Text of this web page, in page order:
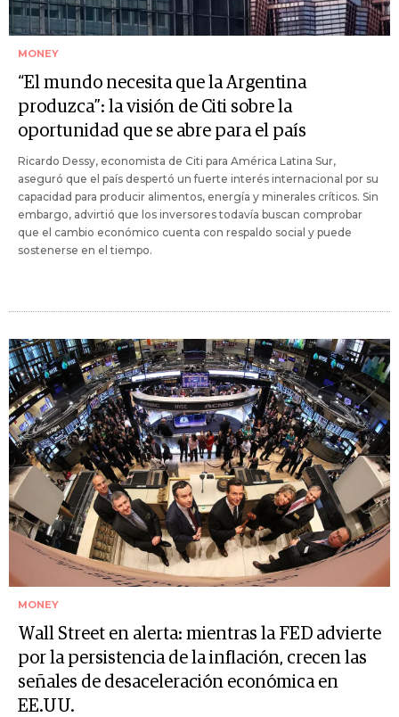
MONEY
“El mundo necesita que la Argentina
produzca”: la visión de Citi sobre la
oportunidad que se abre para el país
Ricardo Dessy, economista de Citi para América Latina Sur,
aseguró que el país despertó un fuerte interés internacional por su
capacidad para producir alimentos, energía y minerales críticos. Sin
embargo, advirtió que los inversores todavía buscan comprobar
que el cambio económico cuenta con respaldo social y puede
sostenerse en el tiempo.
MONEY
Wall Street en alerta: mientras la FED advierte
por la persistencia de la inflación, crecen las
señales de desaceleración económica en
EE.UU.